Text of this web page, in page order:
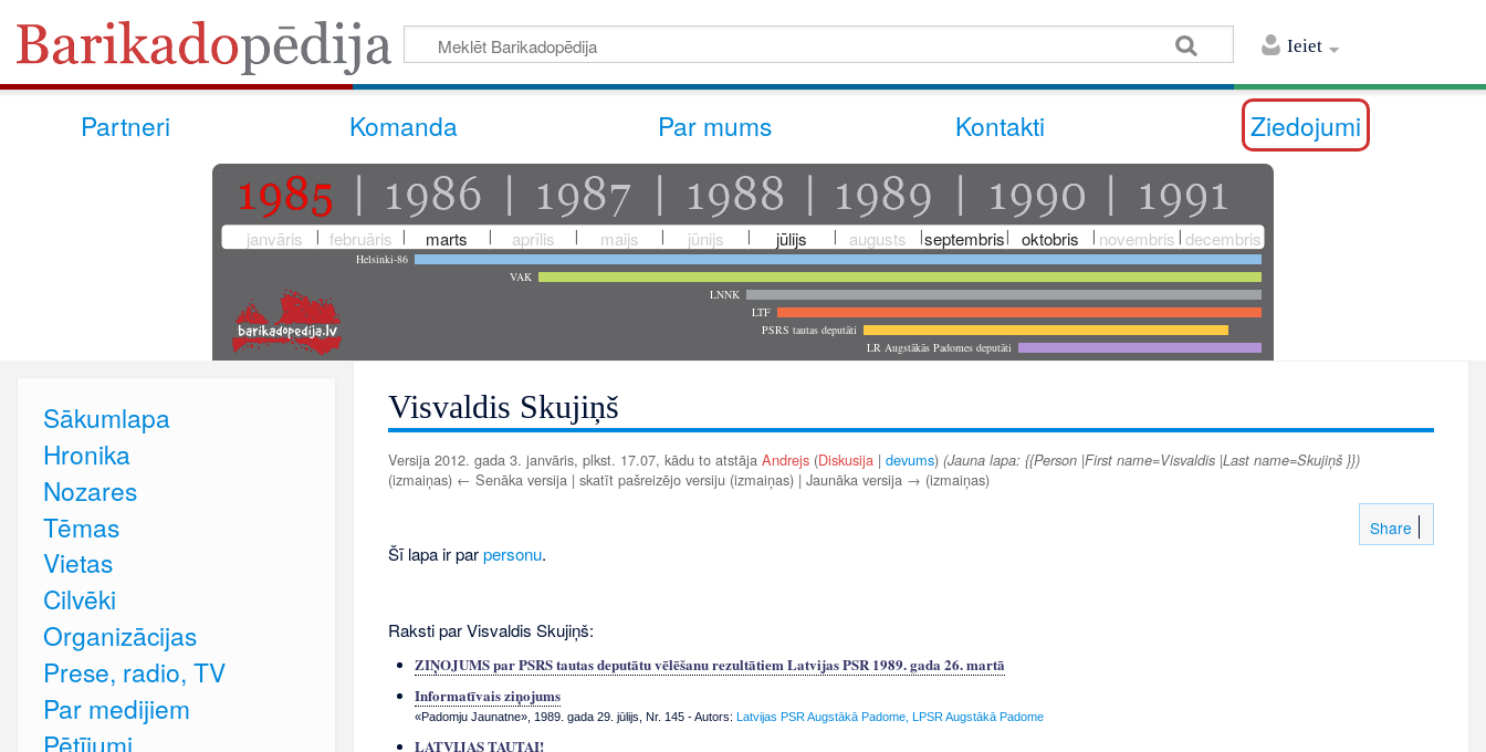
Ieiet
Partneri Komanda Par mums Kontakti Ziedojumi
janvāris februāris marts aprīlis maijs jūnijs jūlijs augusts septembris oktobris novembris decembris
Helsinki-86
VAK
LNNK
LTF
PSRS tautas deputāti
LR Augstākās Padomes deputāti
Visvaldis Skujiņš
Versija 2012. gada 3. janvāris, plkst. 17.07, kādu to atstāja Andrejs (Diskusija | devums) (Jauna lapa: {{Person |First name=Visvaldis |Last name=Skujiņš }})
(izmaiņas) ← Senāka versija | skatīt pašreizējo versiju (izmaiņas) | Jaunāka versija → (izmaiņas)
Share
Šī lapa ir parpersonu.
Raksti par Visvaldis Skujiņš:
ZIŅOJUMS par PSRS tautas deputātu vēlēšanu rezultātiem Latvijas PSR 1989. gada 26. martā
Informatīvais ziņojums
«Padomju Jaunatne», 1989. gada 29. jūlijs, Nr. 145- Autors: Latvijas PSR Augstākā Padome, LPSR Augstākā Padome
LATVIJAS TAUTAI!
Sākumlapa
Hronika
Nozares
Tēmas
Vietas
Cilvēki
Organizācijas
Prese, radio, TV
Par medijiem
Pētījumi